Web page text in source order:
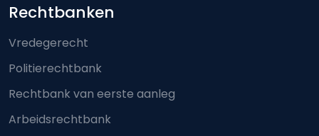
Footer-menu
Rechtbanken
Vredegerecht
Politierechtbank
Rechtbank van eerste aanleg
Arbeidsrechtbank